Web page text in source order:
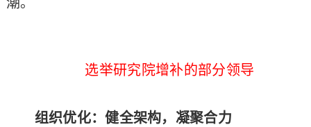
选举研究院增补的部分领导
组织优化：健全架构，凝聚合力